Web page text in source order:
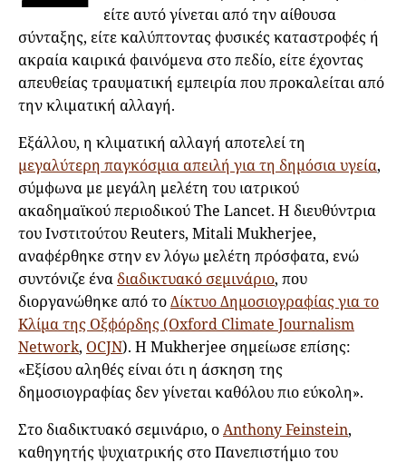
είτε αυτό γίνεται από την αίθουσα
σύνταξης, είτε καλύπτοντας φυσικές καταστροφές ή
ακραία καιρικά φαινόμενα στο πεδίο, είτε έχοντας
απευθείας τραυματική εμπειρία που προκαλείται από
την κλιματική αλλαγή.
Εξάλλου, η κλιματική αλλαγή αποτελεί τη
μεγαλύτερη παγκόσμια απειλή για τη δημόσια υγεία,
σύμφωνα με μεγάλη μελέτη του ιατρικού
ακαδημαϊκού περιοδικού The Lancet. Η διευθύντρια
του Ινστιτούτου Reuters, Mitali Mukherjee,
αναφέρθηκε στην εν λόγω μελέτη πρόσφατα, ενώ
συντόνιζε έναδιαδικτυακό σεμινάριο, που
διοργανώθηκε από τοΔίκτυο Δημοσιογραφίας για το
Κλίμα της Οξφόρδης (Oxford Climate Journalism
Network, OCJN). Η Mukherjee σημείωσε επίσης:
«Εξίσου αληθές είναι ότι η άσκηση της
δημοσιογραφίας δεν γίνεται καθόλου πιο εύκολη».
Στο διαδικτυακό σεμινάριο, οAnthony Feinstein,
καθηγητής ψυχιατρικής στο Πανεπιστήμιο του